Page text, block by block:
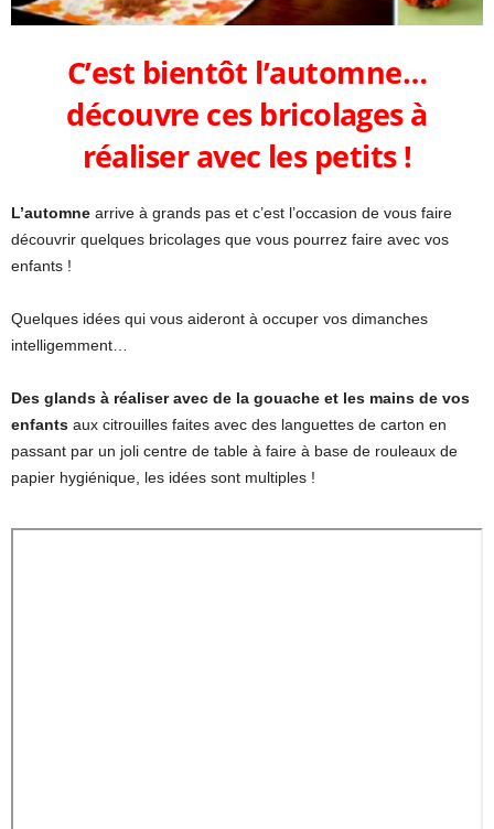
C’est bientôt l’automne…
découvre ces bricolages à
réaliser avec les petits !
L’automne arrive à grands pas et c’est l’occasion de vous faire
découvrir quelques bricolages que vous pourrez faire avec vos
enfants !
Quelques idées qui vous aideront à occuper vos dimanches
intelligemment…
Des glands à réaliser avec de la gouache et les mains de vos
enfants aux citrouilles faites avec des languettes de carton en
passant par un joli centre de table à faire à base de rouleaux de
papier hygiénique, les idées sont multiples !